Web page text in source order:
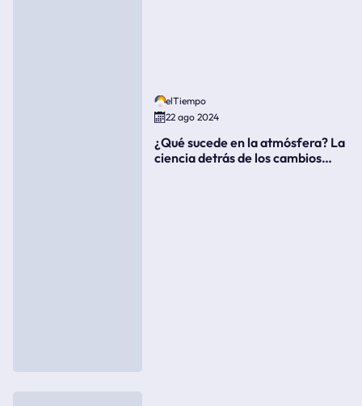
elTiempo
22 ago 2024
¿Qué sucede en la atmósfera? La
ciencia detrás de los cambios